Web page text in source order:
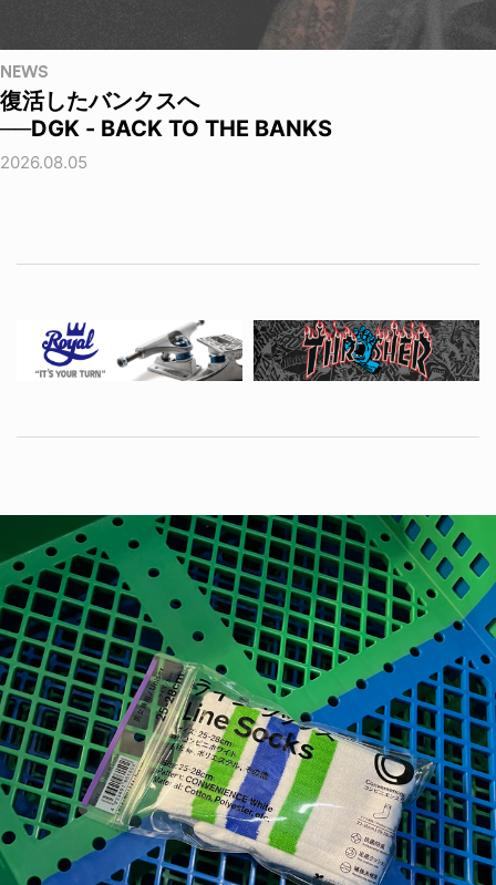
NEWS
復活したバンクスへ
──DGK - BACK TO THE BANKS
2026.08.05